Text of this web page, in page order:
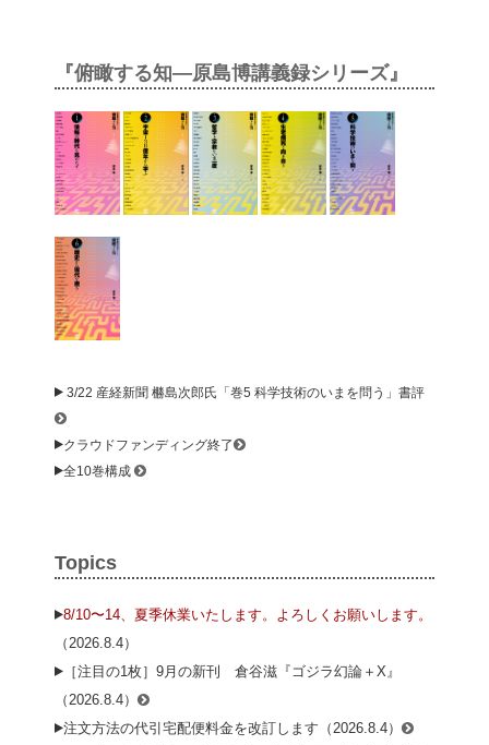
『俯瞰する知—原島博講義録シリーズ』
3/22 産経新聞 橳島次郎氏「巻5 科学技術のいまを問う」書評
クラウドファンディング終了
全10巻構成
Topics
8/10〜14、夏季休業いたします。よろしくお願いします。
（2026.8.4）
［注目の1枚］9月の新刊 倉谷滋『ゴジラ幻論＋X』
（2026.8.4）
注文方法の代引宅配便料金を改訂します（2026.8.4）